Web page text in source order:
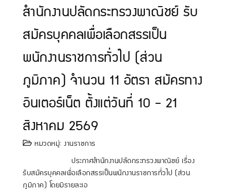
สำนักงานปลัดกระทรวงพาณิชย์ รับ
สมัครบุคคลเพื่อเลือกสรรเป็น
พนักงานราชการทั่วไป (ส่วน
ภูมิภาค) จำนวน 11 อัตรา สมัครทาง
อินเตอร์เน็ต ตั้งแต่วันที่ 10 - 21
สิงหาคม 2569
หมวดหมู่: งานราชการ
ประกาศสำนักงานปลัดกระทรวงพาณิชย์ เรื่อง
รับสมัครบุคคลเพื่อเลือกสรรเป็นพนักงานราชการทั่วไป (ส่วน
ภูมิภาค) โดยมีรายละเอ